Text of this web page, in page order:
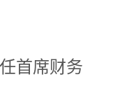
首席财务